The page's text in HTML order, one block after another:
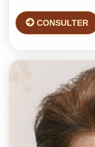
CONSULTER